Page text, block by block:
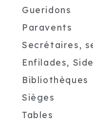
Gueridons
Paravents
Secrétaires,
Enfilades,
Bibliothèques
Sièges
Tables